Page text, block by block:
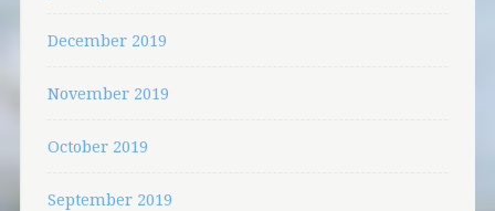
December 2019
November 2019
October 2019
September 2019